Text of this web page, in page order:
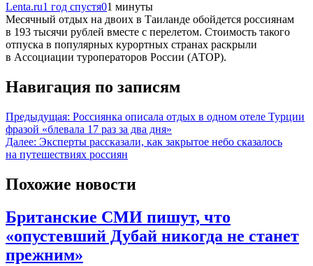
Lenta.ru1 год спустя01 минуты
Месячный отдых на двоих в Таиланде обойдется россиянам
в 193 тысячи рублей вместе с перелетом. Стоимость такого
отпуска в популярных курортных странах раскрыли
в Ассоциации туроператоров России (АТОР).
Навигация по записям
Предыдущая: Россиянка описала отдых в одном отеле Турции
фразой «блевала 17 раз за два дня»
Далее: Эксперты рассказали, как закрытое небо сказалось
на путешествиях россиян
Похожие новости
Британские СМИ пишут, что
«опустевший Дубай никогда не станет
прежним»